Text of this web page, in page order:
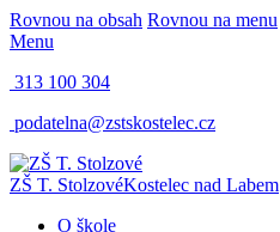
Rovnou na obsah Rovnou na menu
Menu
313 100 304
podatelna@zstskostelec.cz
ZŠ T. StolzovéKostelec nad Labem
O škole